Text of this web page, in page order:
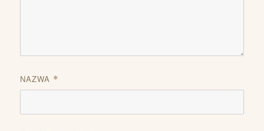
NAZWA *